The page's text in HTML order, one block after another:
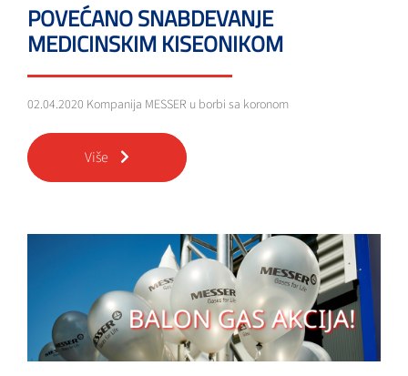
POVEĆANO SNABDEVANJE
MEDICINSKIM KISEONIKOM
02.04.2020 Kompanija MESSER u borbi sa koronom
Više